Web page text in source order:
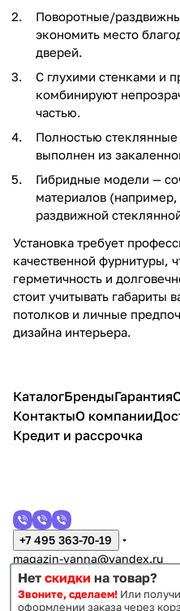
Поворотные/
экономить место
дверей.
С глухими стенками и
комбинируют
частью.
Полностью
выполнен из
Гибридные модели —
материалов
раздвижной
Установка требует
качественной фурнитуры,
герметичность и
стоит учитывать габариты
потолков и личные
дизайна интерьера.
КаталогБрендыГарантия
КонтактыО компании
Кредит и рассрочка
+7 495 363-70-19
magazin-vanna@yandex.ru
г. Москва, Митино, улица
Нет скидки на товар?
Звоните, сделаем! Или
оформлении заказа через